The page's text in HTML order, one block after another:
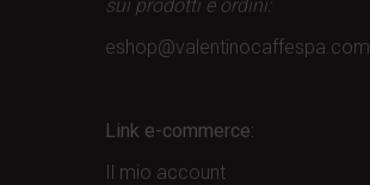
sui prodotti e ordini:
eshop@valentinocaffespa.com
Link e-commerce:
Il mio account